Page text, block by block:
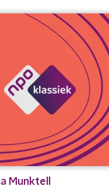
Munktell